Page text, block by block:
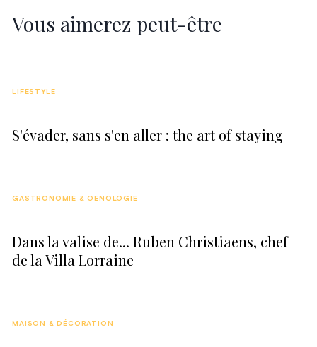
Vous aimerez peut-être
S'évader, sans s'en aller : the art of staying
LIFESTYLE
Dans la valise de... Ruben Christiaens, chef
de la Villa Lorraine
GASTRONOMIE & OENOLOGIE
MAISON & DÉCORATION